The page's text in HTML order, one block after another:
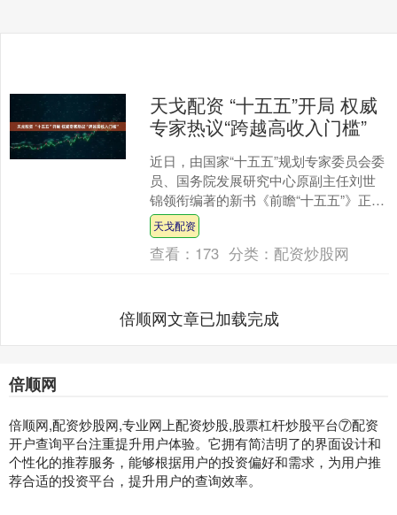
天戈配资 “十五五”开局 权威
专家热议“跨越高收入门槛”
近日，由国家“十五五”规划专家委员会委
员、国务院发展研究中心原副主任刘世
锦领衔编著的新书《前瞻“十五五”》正式
发布。在新书发布会上，与会专家围
绕“跨越高收入社会....
天戈配资
查看： 173 分类： 配资炒股网
倍顺网文章已加载完成
倍顺网
倍顺网,配资炒股网,专业网上配资炒股,股票杠杆炒股平台⑦配资
开户查询平台注重提升用户体验。它拥有简洁明了的界面设计和
个性化的推荐服务，能够根据用户的投资偏好和需求，为用户推
荐合适的投资平台，提升用户的查询效率。